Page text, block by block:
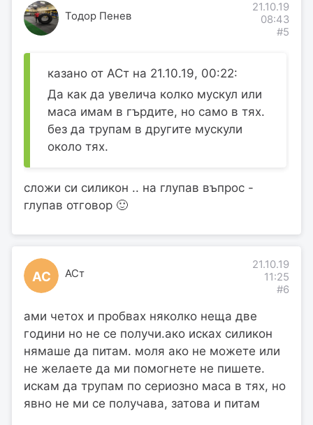
Тодор Пенев
21.10.19
08:43
#5
казано от АСт на 21.10.19, 00:22:
Да как да увелича колко мускул или
маса имам в гърдите, но само в тях.
без да трупам в другите мускули
около тях.
сложи си силикон .. на глупав въпрос -
глупав отговор 🙂
АС АСт
21.10.19
11:25
#6
ами четох и пробвах няколко неща две
години но не се получи.ако исках силикон
нямаше да питам. моля ако не можете или
не желаете да ми помогнете не пишете.
искам да трупам по сериозно маса в тях, но
явно не ми се получава, затова и питам